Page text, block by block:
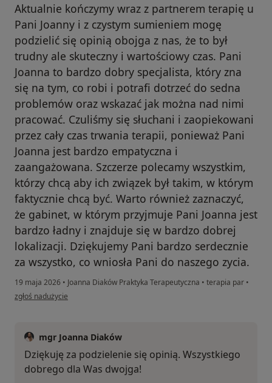
Aktualnie kończymy wraz z partnerem terapię u
Pani Joanny i z czystym sumieniem mogę
podzielić się opinią obojga z nas, że to był
trudny ale skuteczny i wartościowy czas. Pani
Joanna to bardzo dobry specjalista, który zna
się na tym, co robi i potrafi dotrzeć do sedna
problemów oraz wskazać jak można nad nimi
pracować. Czuliśmy się słuchani i zaopiekowani
przez cały czas trwania terapii, ponieważ Pani
Joanna jest bardzo empatyczna i
zaangażowana. Szczerze polecamy wszystkim,
którzy chcą aby ich związek był takim, w którym
faktycznie chcą być. Warto również zaznaczyć,
że gabinet, w którym przyjmuje Pani Joanna jest
bardzo ładny i znajduje się w bardzo dobrej
lokalizacji. Dziękujemy Pani bardzo serdecznie
za wszystko, co wniosła Pani do naszego zycia.
19 maja 2026 • Joanna Diaków Praktyka Terapeutyczna • terapia par •
w opinii użytkownika Zuzanna i Maciej
zgłoś nadużycie
mgr Joanna Diaków
Dziękuję za podzielenie się opinią. Wszystkiego
dobrego dla Was dwojga!